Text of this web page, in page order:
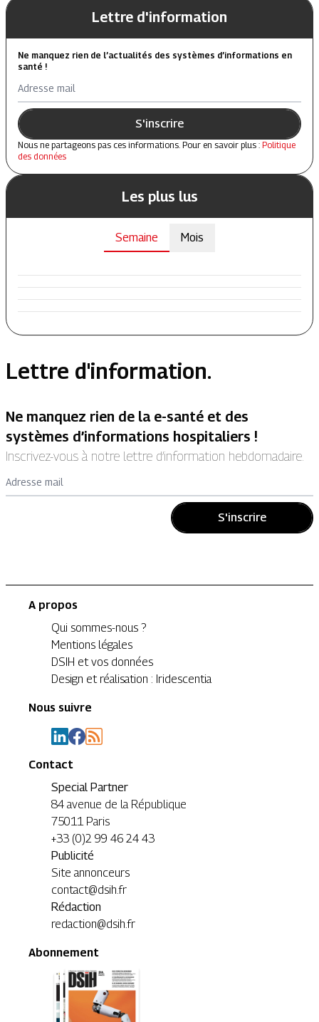
Lettre d'information
Ne manquez rien de l’actualités des systèmes d’informations en
santé !
Adresse mail
S'inscrire
Nous ne partageons pas ces informations. Pour en savoir plus : Politique
des données
Les plus lus
Semaine Mois
Lettre d'information.
Ne manquez rien de la e-santé et des
systèmes d’informations hospitaliers !
Inscrivez-vous à notre lettre d’information hebdomadaire.
Adresse mail
S'inscrire
A propos
Qui sommes-nous ?
Mentions légales
DSIH et vos données
Design et réalisation : Iridescentia
Nous suivre
Contact
Special Partner
84 avenue de la République
75011 Paris
+33 (0)2 99 46 24 43
Publicité
Site annonceurs
contact@dsih.fr
Rédaction
redaction@dsih.fr
Abonnement